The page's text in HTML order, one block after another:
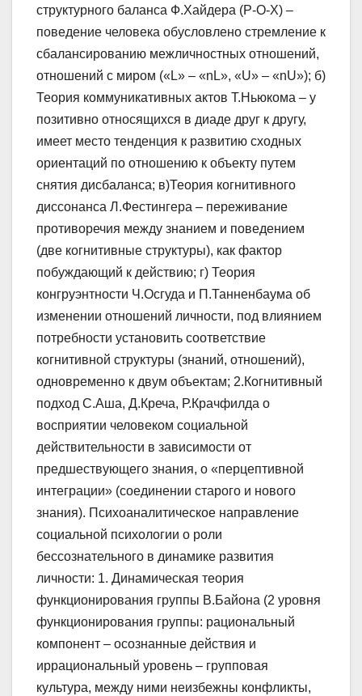
структурного баланса Ф.Хайдера (Р-О-Х) –
поведение человека обусловлено стремление к
сбалансированию межличностных отношений,
отношений с миром («L» – «nL», «U» – «nU»); б)
Теория коммуникативных актов Т.Ньюкома – у
позитивно относящихся в диаде друг к другу,
имеет место тенденция к развитию сходных
ориентаций по отношению к объекту путем
снятия дисбаланса; в)Теория когнитивного
диссонанса Л.Фестингера – переживание
противоречия между знанием и поведением
(две когнитивные структуры), как фактор
побуждающий к действию; г) Теория
конгруэнтности Ч.Осгуда и П.Танненбаума об
изменении отношений личности, под влиянием
потребности установить соответствие
когнитивной структуры (знаний, отношений),
одновременно к двум объектам; 2.Когнитивный
подход С.Аша, Д.Креча, Р.Крачфилда о
восприятии человеком социальной
действительности в зависимости от
предшествующего знания, о «перцептивной
интеграции» (соединении старого и нового
знания). Психоаналитическое направление
социальной психологии о роли
бессознательного в динамике развития
личности: 1. Динамическая теория
функционирования группы В.Байона (2 уровня
функционирования группы: рациональный
компонент – осознанные действия и
иррациональный уровень – групповая
культура, между ними неизбежны конфликты,